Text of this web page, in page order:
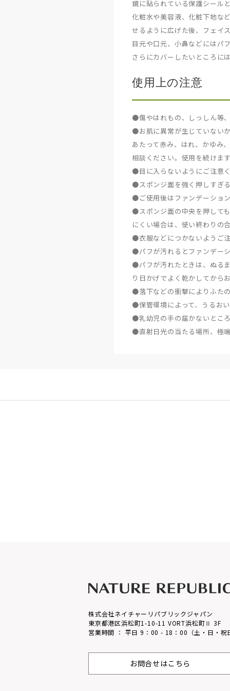
鏡に貼られている保護シール
化粧水や美容液、化粧下地な
せるように広げた後、フェイ
目元や口元、小鼻などにはパ
さらにカバーしたいところに
使用上の注意
●傷やはれもの、しっしん等
●お肌に異常が生じていない
あたって赤み、はれ、かゆみ
相談ください。使用を続けま
●目に入らないようにご注意
●スポンジ面を強く押しすぎ
●ご使用後はファンデーショ
●スポンジ面の中央を押して
にくい場合は、使い終わりの
●衣服などにつかないようご
●パフが汚れるとファンデー
●パフが汚れたときは、ぬる
り日かげでよく乾かしてから
●落下などの衝撃によりふた
●保管環境によって、うるお
●乳幼児の手の届かないとこ
●直射日光の当たる場所、極
株式会社ネイチャーリパブリックジャパン
東京都港区浜松町1-10-11 VORT浜松町Ⅱ 3F
営業時間 ： 平日 9：00 - 18：00（土・日・祝
お問合せはこちら